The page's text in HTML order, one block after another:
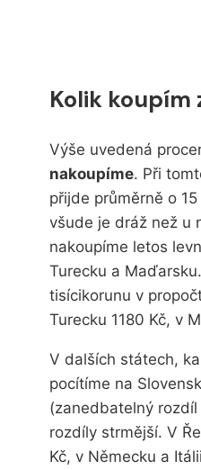
Kolik koupím
Výše uvedená
nakoupíme. Při
přijde průměrně o
všude je dráž než u
nakoupíme letos
Turecku a
tisícikorunu v
Turecku 1180 Kč, v
V dalších státech,
pocítíme na
(zanedbatelný
rozdíly strmější. V
Kč, v Německu a